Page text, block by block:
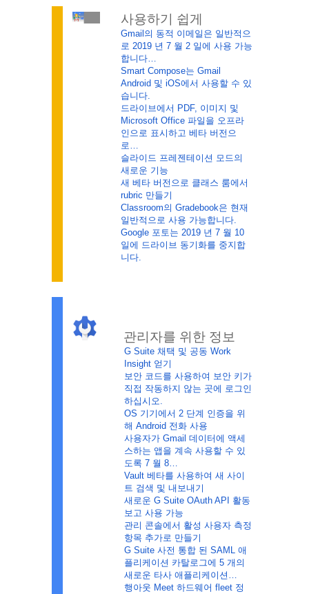
사용하기 쉽게
Gmail의 동적 이메일은 일반적으
로 2019 년 7 월 2 일에 사용 가능
합니다…
Smart Compose는 Gmail
Android 및 iOS에서 사용할 수 있
습니다.
드라이브에서 PDF, 이미지 및
Microsoft Office 파일을 오프라
인으로 표시하고 베타 버전으
로…
슬라이드 프레젠테이션 모드의
새로운 기능
새 베타 버전으로 클래스 룸에서
rubric 만들기
Classroom의 Gradebook은 현재
일반적으로 사용 가능합니다.
Google 포토는 2019 년 7 월 10
일에 드라이브 동기화를 중지합
니다.
관리자를 위한 정보
G Suite 채택 및 공동 Work
Insight 얻기
보안 코드를 사용하여 보안 키가
직접 작동하지 않는 곳에 로그인
하십시오.
OS 기기에서 2 단계 인증을 위
해 Android 전화 사용
사용자가 Gmail 데이터에 액세
스하는 앱을 계속 사용할 수 있
도록 7 월 8…
Vault 베타를 사용하여 새 사이
트 검색 및 내보내기
새로운 G Suite OAuth API 활동
보고 사용 가능
관리 콘솔에서 활성 사용자 측정
항목 추가로 만들기
G Suite 사전 통합 된 SAML 애
플리케이션 카탈로그에 5 개의
새로운 타사 애플리케이션…
행아웃 Meet 하드웨어 fleet 정